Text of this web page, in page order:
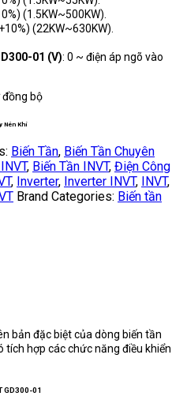
(1.5KW~500KW).
(22KW~630KW).
01 (V): 0 ~ điện áp ngõ vào
đồng bộ
Nén Khí
Biến Tần, Biến Tần Chuyên
, Biến Tần INVT, Điện Công
, Inverter, Inverter INVT, INVT,
Brand Categories: Biến tần
bản đặc biệt của dòng biến tần
tích hợp các chức năng điều khiển
GD300-01